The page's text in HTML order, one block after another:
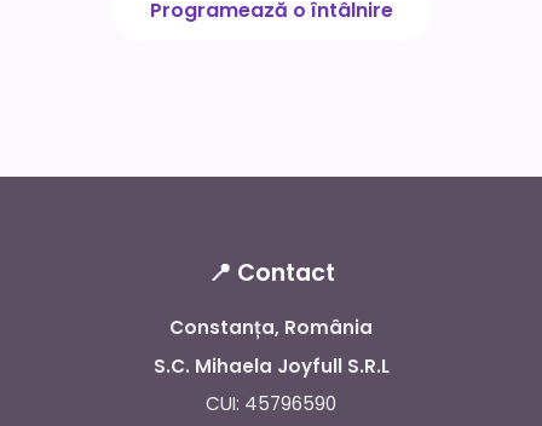
Programează o întâlnire
📍 Contact
Constanța, România
S.C. Mihaela Joyfull S.R.L
CUI: 45796590